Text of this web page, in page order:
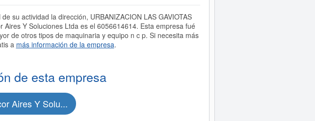
su actividad la dirección, URBANIZACION LAS GAVIOTAS
Aires Y Soluciones Ltda es el 6056614614. Esta empresa fué
de otros tipos de maquinaria y equipo n c p. Si necesita más
a más información de la empresa.
de esta empresa
Aires Y Solu...